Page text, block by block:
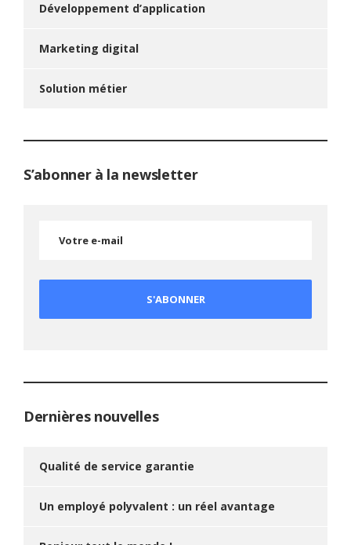
Développement d’application
Marketing digital
Solution métier
S’abonner à la newsletter
Dernières nouvelles
Qualité de service garantie
Un employé polyvalent : un réel avantage